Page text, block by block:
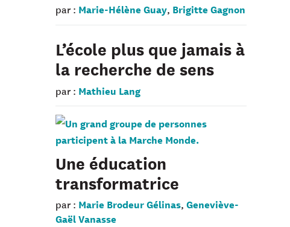
par : Marie-Hélène Guay, Brigitte Gagnon
L’école plus que jamais à
la recherche de sens
par : Mathieu Lang
Une éducation
transformatrice
par : Marie Brodeur Gélinas, Geneviève-
Gaël Vanasse